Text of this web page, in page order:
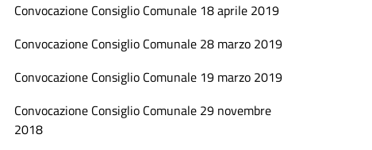
Convocazione Consiglio Comunale 18 aprile 2019
Convocazione Consiglio Comunale 28 marzo 2019
Convocazione Consiglio Comunale 19 marzo 2019
Convocazione Consiglio Comunale 29 novembre
2018